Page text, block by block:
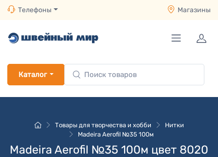
Телефоны Магазины
Каталог
Товары для творчества и хобби
Нитки
Madeira Aerofil №35 100м
Madeira Aerofil №35 100м цвет 8020